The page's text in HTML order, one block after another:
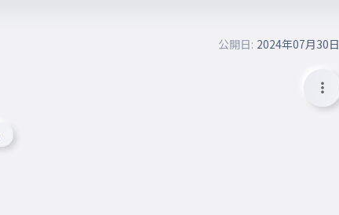
公開日: 2024年07月30日